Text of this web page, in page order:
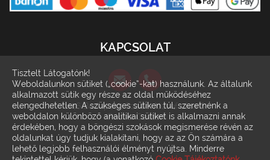
KAPCSOLAT
1146 Budapest, Szabó József utca 6.
(Récsei Center)
Tisztelt Látogatónk!
Weboldalunkon sütiket („cookie”-kat) használunk. Az általunk
alkalmazott sütik egy része az oldal működéséhez
elengedhetetlen. A szükséges sütiken túl, szeretnénk a
weboldalon különböző analitikai sütiket is alkalmazni annak
érdekében, hogy a böngészi szokások megismerése révén az
oldalunkat úgy tudjuk kialakítani, hogy az az Ön számára a
lehető legjobb felhasználói élményt nyújtsa. Minderre